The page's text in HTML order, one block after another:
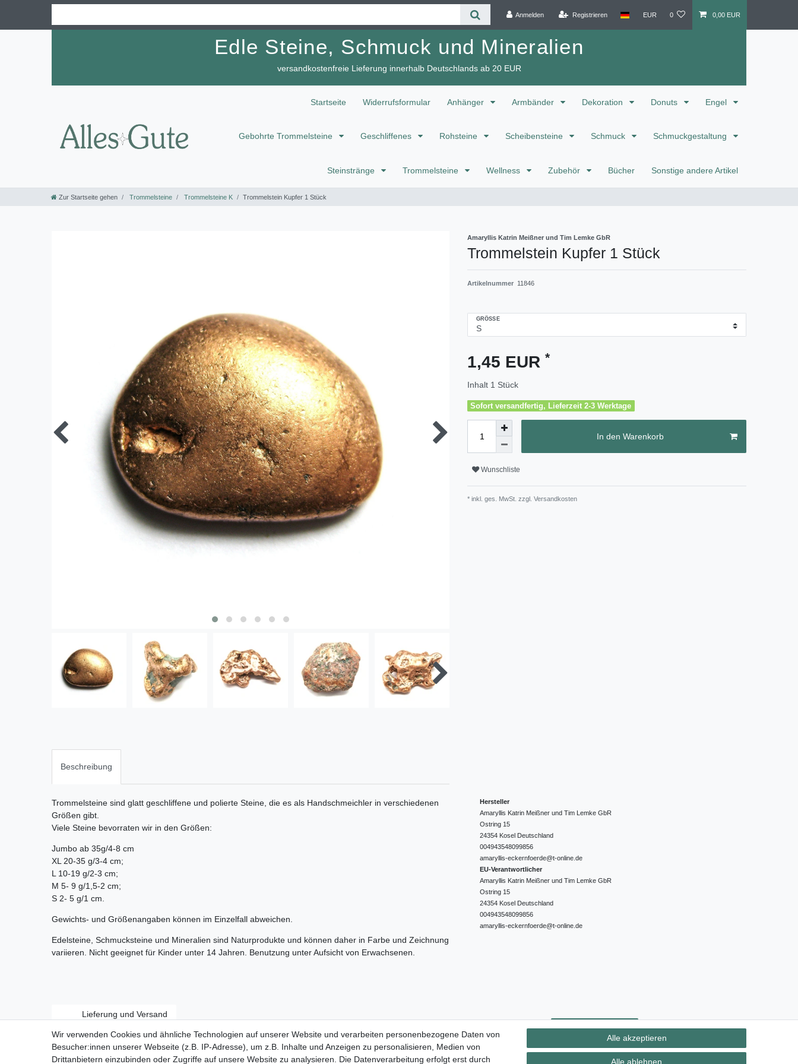
Anmelden Registrieren EUR 0 0,00 EUR
Edle Steine, Schmuck und Mineralien
versandkostenfreie Lieferung innerhalb Deutschlands ab 20 EUR
Startseite Widerrufsformular Anhänger Armbänder Dekoration Donuts Engel
Gebohrte Trommelsteine Geschliffenes Rohsteine Scheibensteine Schmuck Schmuckgestaltung
Steinstränge Trommelsteine Wellness Zubehör Bücher Sonstige andere Artikel
Zur Startseite gehen Trommelsteine Trommelsteine K Trommelstein Kupfer 1 Stück
Amaryllis Katrin Meißner und Tim Lemke GbR
Trommelstein Kupfer 1 Stück
Artikelnummer 11846
GRÖSSE
1,45 EUR *
Inhalt 1 Stück
Sofort versandfertig, Lieferzeit 2-3 Werktage
In den Warenkorb
Wunschliste
* inkl. ges. MwSt. zzgl. Versandkosten
Beschreibung
Trommelsteine sind glatt geschliffene und polierte Steine, die es als Handschmeichler in verschiedenen
Größen gibt.
Viele Steine bevorraten wir in den Größen:
Jumbo ab 35g/4-8 cm
XL 20-35 g/3-4 cm;
L 10-19 g/2-3 cm;
M 5- 9 g/1,5-2 cm;
S 2- 5 g/1 cm.
Gewichts- und Größenangaben können im Einzelfall abweichen.
Edelsteine, Schmucksteine und Mineralien sind Naturprodukte und können daher in Farbe und Zeichnung
variieren. Nicht geeignet für Kinder unter 14 Jahren. Benutzung unter Aufsicht von Erwachsenen.
Hersteller
Amaryllis Katrin Meißner und Tim Lemke GbR
Ostring 15
24354 Kosel Deutschland
004943548099856
amaryllis-eckernfoerde@t-online.de
EU-Verantwortlicher
Amaryllis Katrin Meißner und Tim Lemke GbR
Ostring 15
24354 Kosel Deutschland
004943548099856
amaryllis-eckernfoerde@t-online.de
Lieferung und Versand
Widerrufs­recht Vertrag widerrufen Kontakt
Wir verwenden Cookies und ähnliche Technologien auf unserer Website und verarbeiten personenbezogene Daten von
Besucher:innen unserer Webseite (z.B. IP-Adresse), um z.B. Inhalte und Anzeigen zu personalisieren, Medien von
Drittanbietern einzubinden oder Zugriffe auf unsere Website zu analysieren. Die Datenverarbeitung erfolgt erst durch
Alle akzeptieren
Alle ablehnen